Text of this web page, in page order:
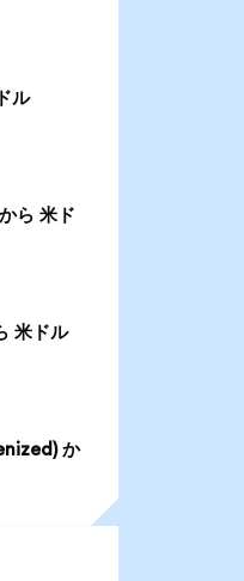
ル
ら 米ド
米ドル
か